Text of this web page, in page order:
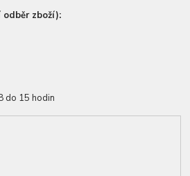
zboží):
do 15 hodin